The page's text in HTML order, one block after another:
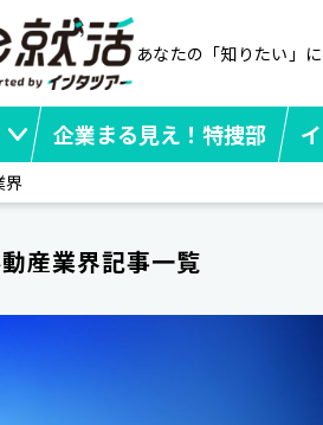
あなたの「知りたい」
企業まる見え！特捜部
界
産業界記事一覧